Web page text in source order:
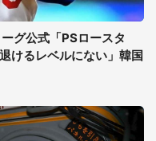
グ公式「PSロースタ
けるレベルにない」韓国